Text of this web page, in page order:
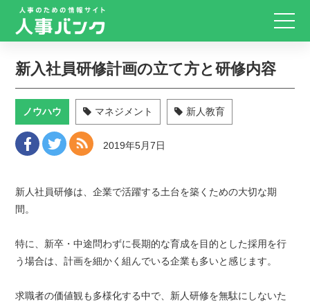
新入社員研修計画の立て方と研修内容
ノウハウ マネジメント 新人教育
2019年5月7日
新人社員研修は、企業で活躍する土台を築くための大切な期
間。
特に、新卒・中途問わずに長期的な育成を目的とした採用を行
う場合は、計画を細かく組んでいる企業も多いと感じます。
求職者の価値観も多様化する中で、新人研修を無駄にしないた